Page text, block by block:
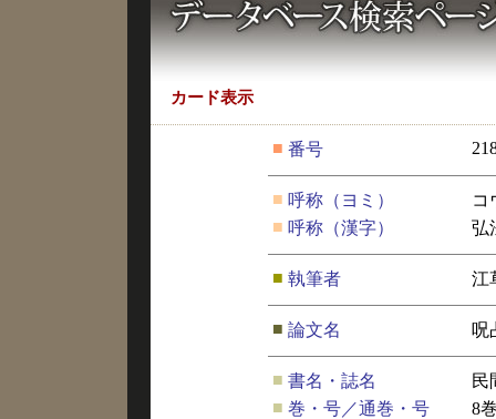
カード表示
■ 番号
■ 呼称（ヨミ）
コ
■ 呼称（漢字） 弘
■ 執筆者 江
■ 論文名 呪
■ 書名・誌名
民
■ 巻・号／通巻・号
8